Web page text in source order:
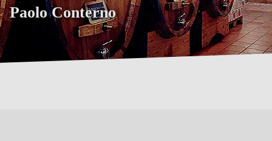
Paolo Conterno